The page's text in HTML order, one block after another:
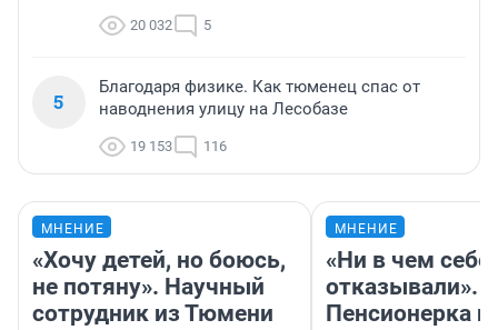
20 032 5
5
Благодаря физике. Как тюменец спас от
наводнения улицу на Лесобазе
19 153 116
МНЕНИЕ
«Хочу детей, но боюсь,
не потяну». Научный
сотрудник из Тюмени
МНЕНИЕ
«Ни в чем себе
отказывали».
Пенсионерка